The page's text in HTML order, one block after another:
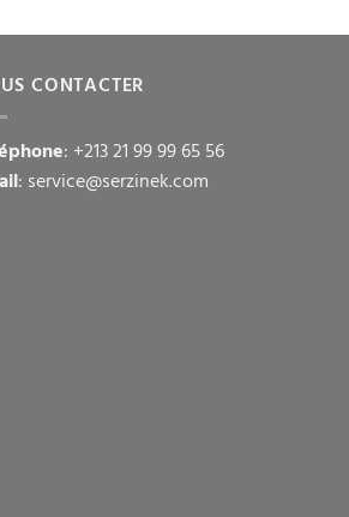
CONTACTER
: +213 21 99 99 65 56
: service@serzinek.com